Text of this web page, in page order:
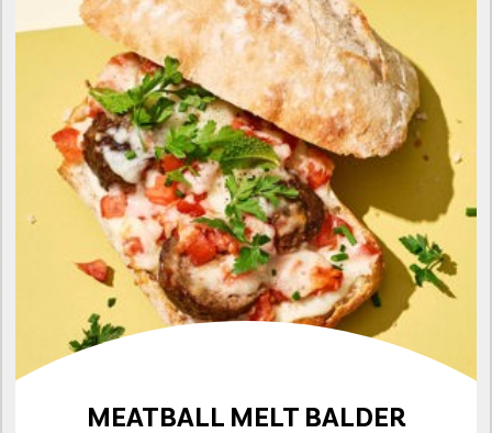
MEATBALL MELT BALDER